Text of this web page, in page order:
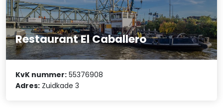
Restaurant El Caballero
KvK nummer: 55376908
Adres: Zuidkade 3